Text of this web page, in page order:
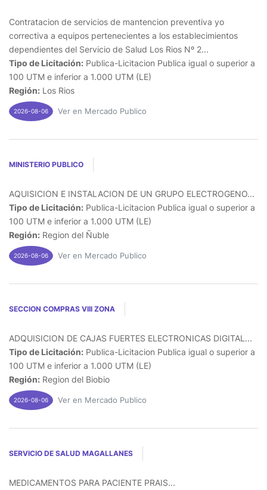
Contratacion de servicios de mantencion preventiva yo
correctiva a equipos pertenecientes a los establecimientos
dependientes del Servicio de Salud Los Rios Nº 2...
Tipo de Licitación: Publica-Licitacion Publica igual o superior a
100 UTM e inferior a 1.000 UTM (LE)
Región: Los Rios
2026-08-06 Ver en Mercado Publico
MINISTERIO PUBLICO
AQUISICION E INSTALACION DE UN GRUPO ELECTROGENO...
Tipo de Licitación: Publica-Licitacion Publica igual o superior a
100 UTM e inferior a 1.000 UTM (LE)
Región: Region del Ñuble
2026-08-06 Ver en Mercado Publico
SECCION COMPRAS VIII ZONA
ADQUISICION DE CAJAS FUERTES ELECTRONICAS DIGITAL...
Tipo de Licitación: Publica-Licitacion Publica igual o superior a
100 UTM e inferior a 1.000 UTM (LE)
Región: Region del Biobio
2026-08-06 Ver en Mercado Publico
SERVICIO DE SALUD MAGALLANES
MEDICAMENTOS PARA PACIENTE PRAIS...